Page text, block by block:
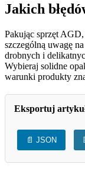
Jakich
Pakując sprzęt
szczególną uwagę
drobnych i
Wybieraj solidne
warunki produkty
Eksportuj
📄 JSON